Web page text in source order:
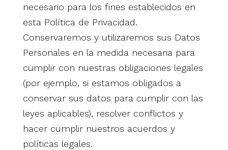
necesario para los fines establecidos en
esta Política de Privacidad.
Conservaremos y utilizaremos sus Datos
Personales en la medida necesaria para
cumplir con nuestras obligaciones legales
(por ejemplo, si estamos obligados a
conservar sus datos para cumplir con las
leyes aplicables), resolver conflictos y
hacer cumplir nuestros acuerdos y
políticas legales.